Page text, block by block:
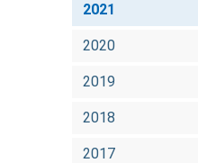
2021
2020
2019
2018
2017